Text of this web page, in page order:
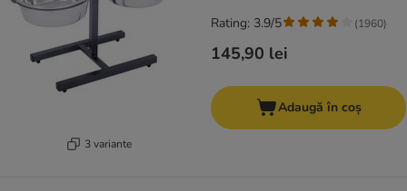
3 variante
145,90 lei
Rating: 3.9/5 (1960)
Adaugă în coș